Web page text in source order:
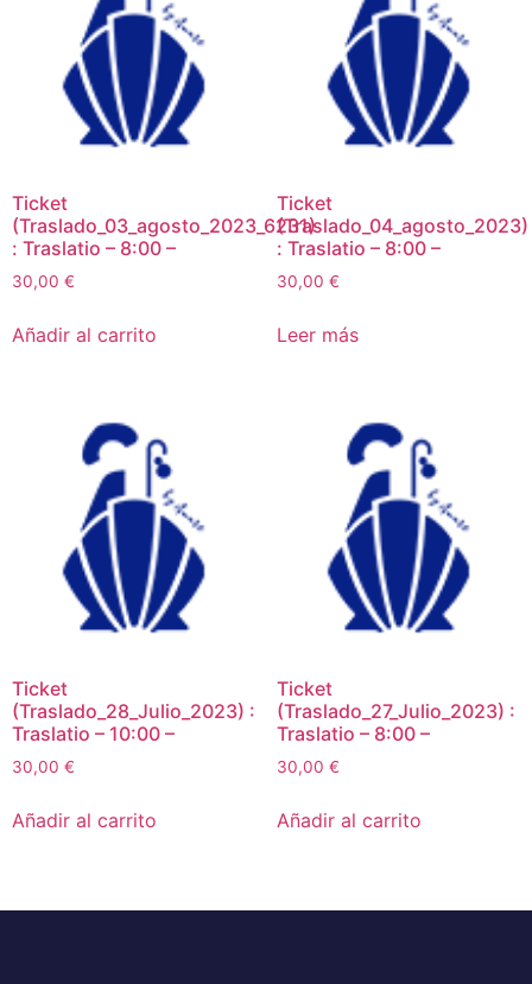
Ticket
(Traslado_03_agosto_2023_6231)
: Traslatio – 8:00 –
30,00 €
Añadir al carrito
Ticket
(Traslado_04_agosto_2023)
: Traslatio – 8:00 –
30,00 €
Leer más
Ticket
(Traslado_28_Julio_2023) :
Traslatio – 10:00 –
30,00 €
Añadir al carrito
Ticket
(Traslado_27_Julio_2023) :
Traslatio – 8:00 –
30,00 €
Añadir al carrito